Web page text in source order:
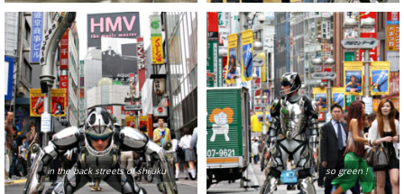
in the back streets of shijuku so green !